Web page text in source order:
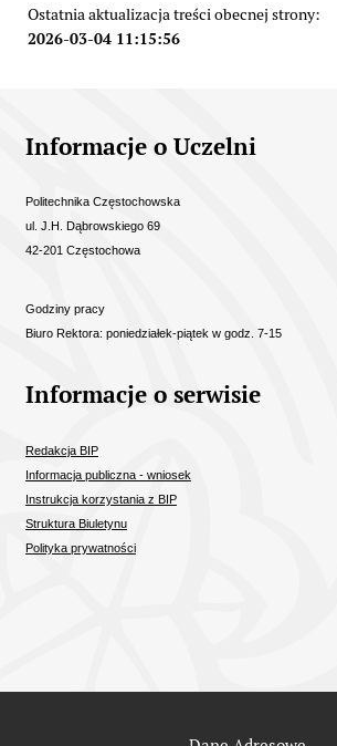
Ostatnia aktualizacja treści obecnej strony:
2026-03-04 11:15:56
Informacje kontaktowe
Informacje o Uczelni
Politechnika Częstochowska
ul. J.H. Dąbrowskiego 69
42-201 Częstochowa
Godziny pracy
Biuro Rektora: poniedziałek-piątek w godz. 7-15
Informacje o serwisie
Redakcja BIP
Informacja publiczna - wniosek
Instrukcja korzystania z BIP
Struktura Biuletynu
Polityka prywatności